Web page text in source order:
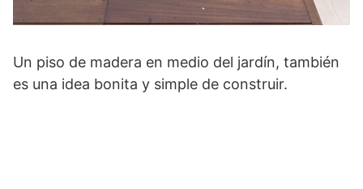
Un piso de madera en medio del jardín, también
es una idea bonita y simple de construir.